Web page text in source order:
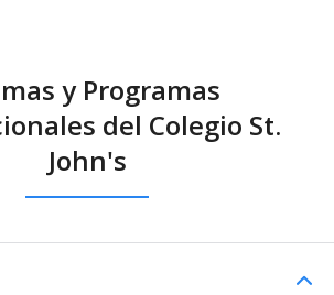
y Programas
del Colegio St.
John's